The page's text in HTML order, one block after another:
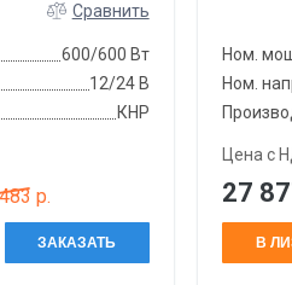
Сравнить
600/600 Вт
12/24 В
КНР
р.
ЗАКАЗАТЬ
Ном.
Ном.
Цена с
27
В